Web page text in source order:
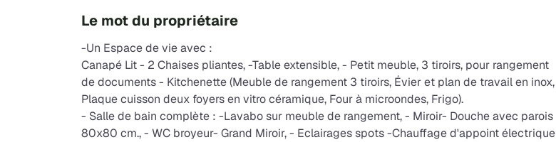
Le mot du propriétaire
-Un Espace de vie avec :
Canapé Lit - 2 Chaises pliantes, -Table extensible, - Petit meuble, 3 tiroirs, pour rangement
de documents - Kitchenette (Meuble de rangement 3 tiroirs, Évier et plan de travail en inox,
Plaque cuisson deux foyers en vitro céramique, Four à microondes, Frigo).
- Salle de bain complète : -Lavabo sur meuble de rangement, - Miroir- Douche avec parois
80x80 cm., - WC broyeur- Grand Miroir, - Eclairages spots -Chauffage d'appoint électrique